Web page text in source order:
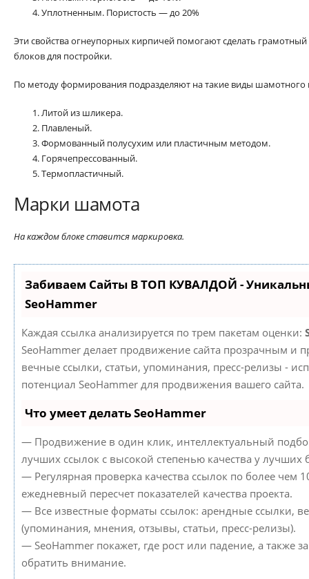
Уплотненным. Пористость — до 20%
Эти свойства огнеупорных кирпичей помогают сделать
блоков для постройки.
По методу формирования подразделяют на такие виды шамотного
Литой из шликера.
Плавленый.
Формованный полусухим или пластичным методом.
Горячепрессованный.
Термопластичный.
Марки шамота
На каждом блоке ставится маркировка.
Забиваем Сайты В ТОП КУВАЛДОЙ -
SeoHammer
Каждая ссылка анализируется по трем пакетам оценки:
SeoHammer делает продвижение сайта прозрачным и
вечные ссылки, статьи, упоминания, пресс-релизы -
потенциал SeoHammer для продвижения вашего сайта.
Что умеет делать SeoHammer
— Продвижение в один клик, интеллектуальный
лучших ссылок с высокой степенью качества у лучших
— Регулярная проверка качества ссылок по более чем
ежедневный пересчет показателей качества проекта.
— Все известные форматы ссылок: арендные ссылки,
(упоминания, мнения, отзывы, статьи, пресс-релизы).
— SeoHammer покажет, где рост или падение, а также
обратить внимание.